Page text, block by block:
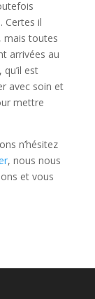
Certes il
mais toutes
arrivées au
est
avec soin et
mettre
n’hésitez
, nous nous
et vous